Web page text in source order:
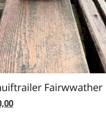
Fairwwather
prijs was: € 164,00.
Huidige prijs is: € 140,00.